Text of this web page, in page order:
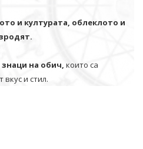
и културата, облеклото и
на обич, които са
и стил.